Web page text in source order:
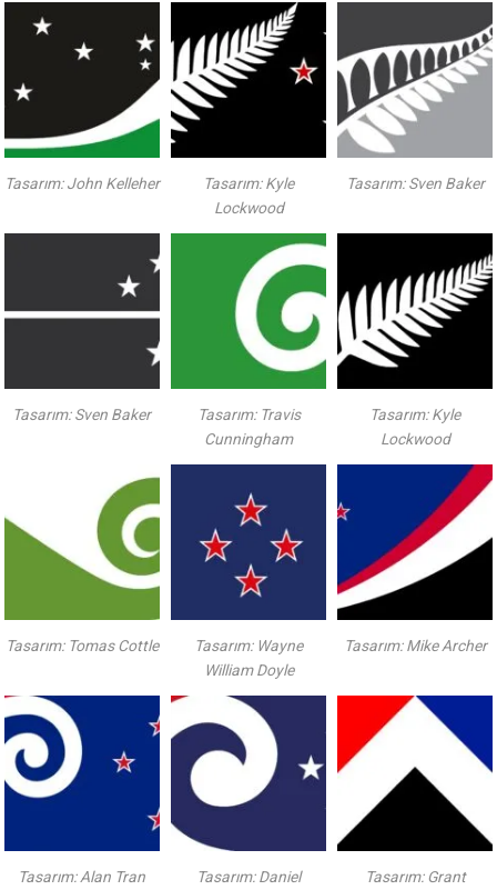
Tasarım: John Kelleher
Tasarım: Kyle
Lockwood
Tasarım: Sven Baker
Tasarım: Sven Baker
Tasarım: Travis
Cunningham
Tasarım: Kyle
Lockwood
Tasarım: Tomas Cottle
Tasarım: Wayne
William Doyle
Tasarım: Mike Archer
Tasarım: Alan Tran
Tasarım: Daniel
Tasarım: Grant